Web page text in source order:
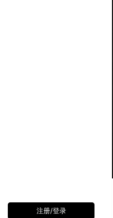
注册/登录